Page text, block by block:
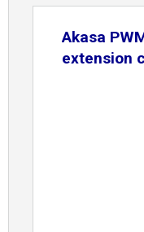
Akasa
extension